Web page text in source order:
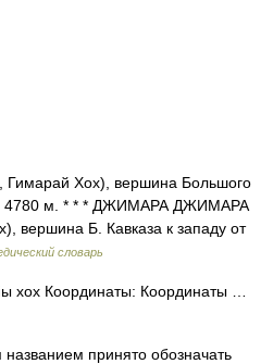
Хох), вершина Большого
4780 м. * * * ДЖИМАРА ДЖИМАРА
вершина Б. Кавказа к западу от
словарь
хох Координаты: Координаты …
принято обозначать